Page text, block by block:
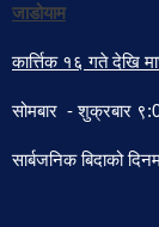
जाडोयाम
कार्त्तिक १६ गते देखि
सोमबार - शुक्रबार
सार्बजनिक बिदाको